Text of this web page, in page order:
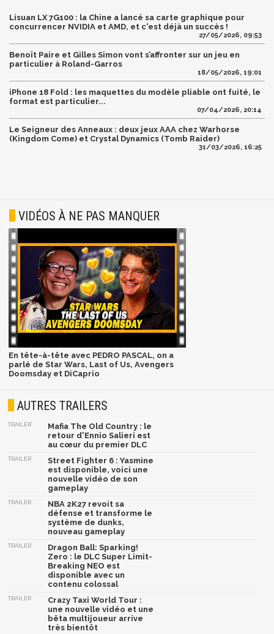
Lisuan LX 7G100 : la Chine a lancé sa carte graphique pour
concurrencer NVIDIA et AMD, et c'est déjà un succès !
27/05/2026, 09:53
Benoît Paire et Gilles Simon vont s’affronter sur un jeu en
particulier à Roland-Garros
18/05/2026, 19:01
iPhone 18 Fold : les maquettes du modèle pliable ont fuité, le
format est particulier...
07/04/2026, 20:14
Le Seigneur des Anneaux : deux jeux AAA chez Warhorse
(Kingdom Come) et Crystal Dynamics (Tomb Raider)
31/03/2026, 16:25
VIDÉOS À NE PAS MANQUER
En tête-à-tête avec PEDRO PASCAL, on a
parlé de Star Wars, Last of Us, Avengers
Doomsday et DiCaprio
AUTRES TRAILERS
TRAILER
Mafia The Old Country : le
retour d'Ennio Salieri est
au cœur du premier DLC
TRAILER
Street Fighter 6 : Yasmine
est disponible, voici une
nouvelle vidéo de son
gameplay
TRAILER
NBA 2K27 revoit sa
défense et transforme le
système de dunks,
nouveau gameplay
TRAILER
Dragon Ball: Sparking!
Zero : le DLC Super Limit-
Breaking NEO est
disponible avec un
contenu colossal
TRAILER
Crazy Taxi World Tour :
une nouvelle vidéo et une
bêta multijoueur arrive
très bientôt